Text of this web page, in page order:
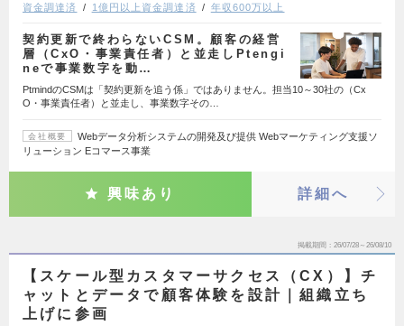
資金調達済
1億円以上資金調達済 年収600万以上
契約更新で終わらないCSM。顧客の経営
層（CxO・事業責任者）と並走しPtengi
neで事業数字を動…
PtmindのCSMは「契約更新を追う係」ではありません。担当10～30社の（Cx
O・事業責任者）と並走し、事業数字その…
会社概要
Webデータ分析システムの開発及び提供 Webマーケティング支援ソ
リューション Eコマース事業
興味あり 詳細へ
掲載期間 26/07/28～26/08/10
【スケール型カスタマーサクセス（CX）】チ
ャットとデータで顧客体験を設計｜組織立ち
上げに参画